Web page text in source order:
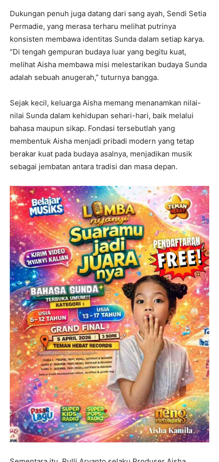
Dukungan penuh juga datang dari sang ayah, Sendi Setia
Permadie, yang merasa terharu melihat putrinya
konsisten membawa identitas Sunda dalam setiap karya.
“Di tengah gempuran budaya luar yang begitu kuat,
melihat Aisha membawa misi melestarikan budaya Sunda
adalah sebuah anugerah,” tuturnya bangga.
Sejak kecil, keluarga Aisha memang menanamkan nilai-
nilai Sunda dalam kehidupan sehari-hari, baik melalui
bahasa maupun sikap. Fondasi tersebutlah yang
membentuk Aisha menjadi pribadi modern yang tetap
berakar kuat pada budaya asalnya, menjadikan musik
sebagai jembatan antara tradisi dan masa depan.